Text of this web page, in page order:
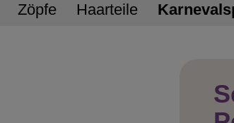
Zöpfe Haarteile